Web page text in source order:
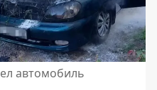
автомобиль